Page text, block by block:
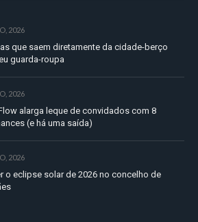
2026
que saem diretamente da cidade-berço
guarda-roupa
2026
alarga leque de convidados com 8
(e há uma saída)
2026
o eclipse solar de 2026 no concelho de